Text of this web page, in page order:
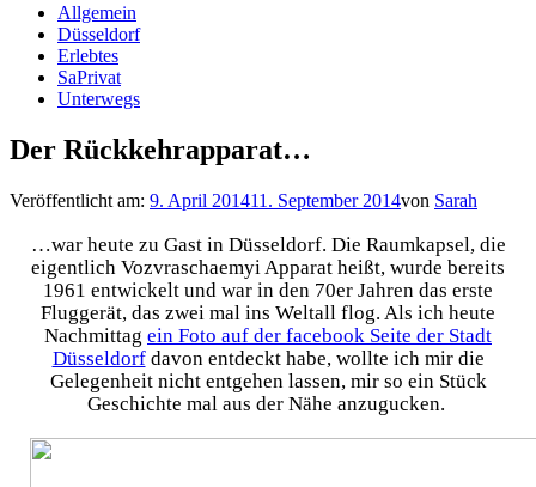
Allgemein
Düsseldorf
Erlebtes
SaPrivat
Unterwegs
Der Rückkehrapparat…
Veröffentlicht am: 9. April 201411. September 2014von Sarah
…war heute zu Gast in Düsseldorf. Die Raumkapsel, die
eigentlich Vozvraschaemyi Apparat heißt, wurde bereits
1961 entwickelt und war in den 70er Jahren das erste
Fluggerät, das zwei mal ins Weltall flog. Als ich heute
Nachmittag ein Foto auf der facebook Seite der Stadt
Düsseldorfdavon entdeckt habe, wollte ich mir die
Gelegenheit nicht entgehen lassen, mir so ein Stück
Geschichte mal aus der Nähe anzugucken.